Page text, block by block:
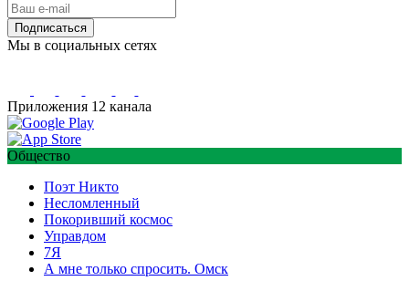
Подписаться
Мы в социальных сетях
Приложения 12 канала
Общество
Поэт Никто
Несломленный
Покоривший космос
Управдом
7Я
А мне только спросить. Омск